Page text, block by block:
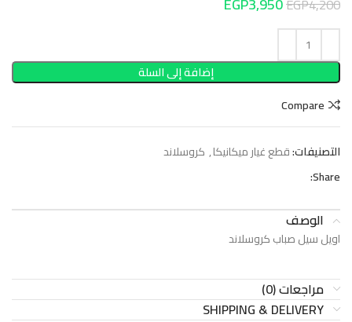
EGP4,200
إضافة إلى السلة
Compare
التصنيفات:قطع غيار ميكانيكا, كروسلاند
Share:
الوصف
اويل سيل صباب كروسلاند
مراجعات (0)
SHIPPING & DELIVERY